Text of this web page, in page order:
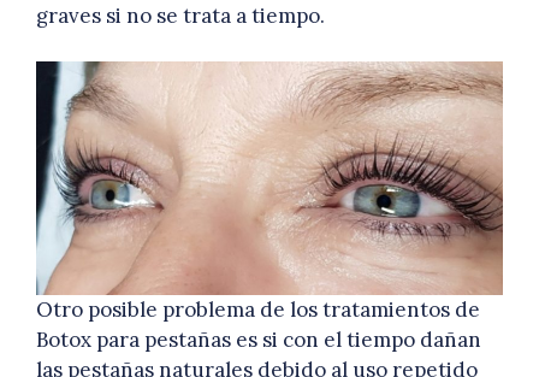
graves si no se trata a tiempo.
Otro posible problema de los tratamientos de
Botox para pestañas es si con el tiempo dañan
las pestañas naturales debido al uso repetido